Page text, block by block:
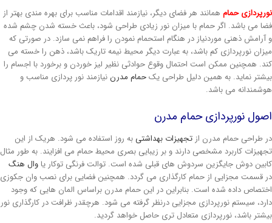
حمامهمانند هر فضای دیگر، نیازمند اقدامات مناسب برای بهره مندی بهتر از
می باشد. اگر حمام با میزان نور زیادی طراحی شود، باعث خسته شدن چشم شده
ذهنی موردنیاز در هنگام استحمام نمودن را فراهم نمی سازد. در صورتی که
نورپردازی کم باشد، به عبارت دیگر محیط نیمه تاریک باشد، ذهن را خسته می
همچنین ممکن است احتمال وقوع حوادثی نظیر لیز خوردن و برخورد با اجسام را
نماید. به همین دلیل طراحی یکحمام مدرننیازمند نور پردازی مناسب و
می باشد.
نورپردازی حمام مدرن
طراحی حمام مدرن ازتجهیزات بهداشتیبه روز استفاده می شود. هریک از این
کاربرد مشخصی دارند و بر زیبایی بصری محیط حمام می افزایند. به طور مثال
دوش جایگزین سردوش های قبلی شده است. توالت فرنگی توکار یاوال هنگ
قسمت مجزایی از حمام کارگذاری می گردد. همچنین فضایی برای نصب وان جکوزی
داده شده است. بنابراین در این حمام مدرن براساس المان هایی که وجود
سیستم نورپردازی مجزایی درنظر گرفته می شود. هرچقدر ظرافت در کارگذاری نور
باشد، نورپردازی متعادل تری حاصل خواهد گردید.